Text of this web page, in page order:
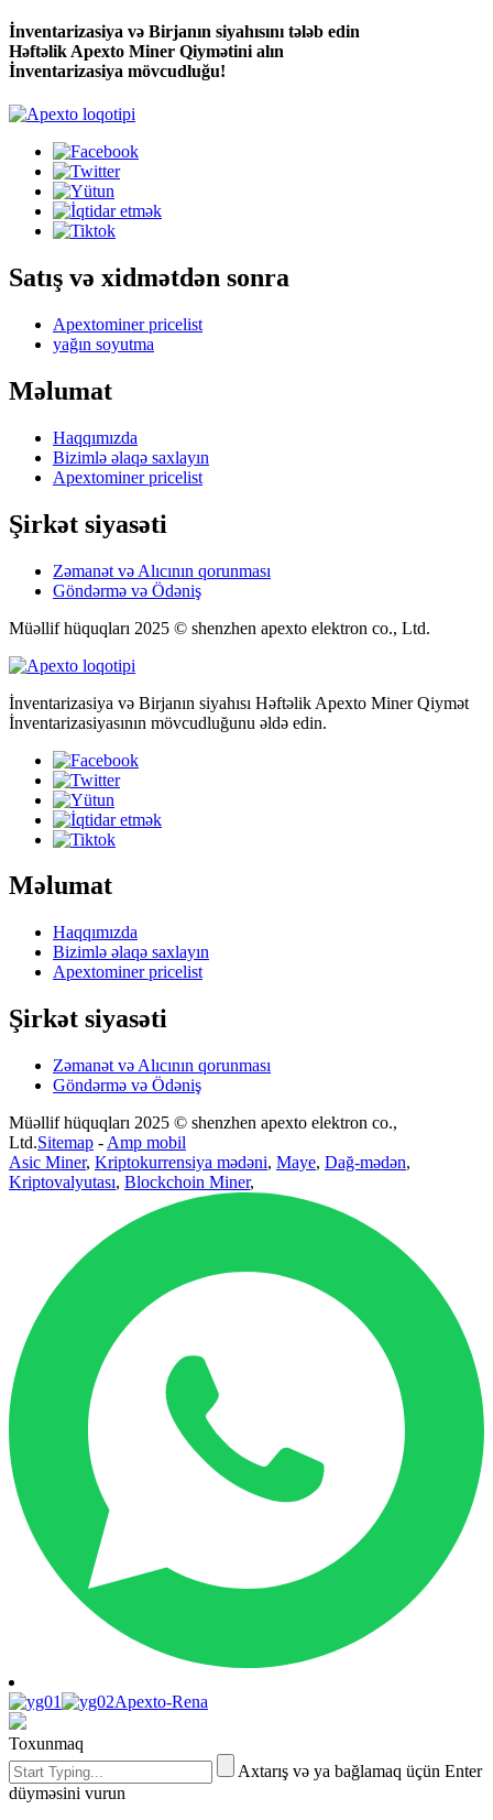
İnventarizasiya və Birjanın siyahısını tələb edin
Həftəlik Apexto Miner Qiymətini alın
İnventarizasiya mövcudluğu!
Satış və xidmətdən sonra
Apextominer pricelist
yağın soyutma
Məlumat
Haqqımızda
Bizimlə əlaqə saxlayın
Apextominer pricelist
Şirkət siyasəti
Zəmanət və Alıcının qorunması
Göndərmə və Ödəniş
Müəllif hüquqları 2025 © shenzhen apexto elektron co., Ltd.
İnventarizasiya və Birjanın siyahısı Həftəlik Apexto Miner Qiymət
İnventarizasiyasının mövcudluğunu əldə edin.
Məlumat
Haqqımızda
Bizimlə əlaqə saxlayın
Apextominer pricelist
Şirkət siyasəti
Zəmanət və Alıcının qorunması
Göndərmə və Ödəniş
Müəllif hüquqları 2025 © shenzhen apexto elektron co.,
Ltd.Sitemap - Amp mobil
Asic Miner, Kriptokurrensiya mədəni, Maye, Dağ-mədən,
Kriptovalyutası, Blockchoin Miner,
Apexto-Rena
Toxunmaq
Axtarış və ya bağlamaq üçün Enter
düyməsini vurun